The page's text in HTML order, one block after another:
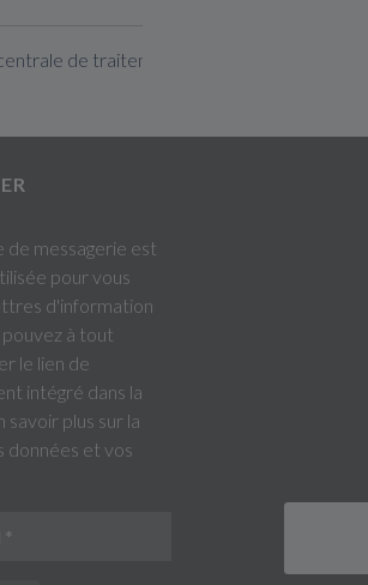
de traitement d'air
de messagerie est
pour vous
d'information
pouvez à tout
le lien de
intégré dans la
savoir plus sur la
données et vos